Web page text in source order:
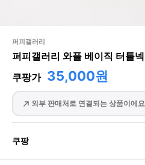
퍼피갤러리
퍼피갤러리 와플 베이직 터틀넥
쿠팡가 35,000원
외부 판매처로 연결되는 상품이에요
쿠팡